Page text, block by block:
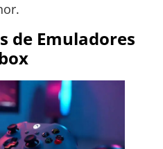
de Emuladores